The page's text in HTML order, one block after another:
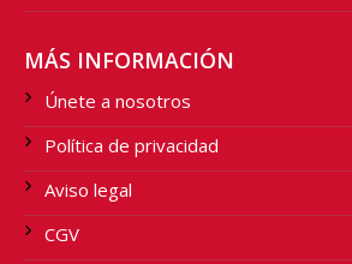
MÁS INFORMACIÓN
Únete a nosotros
Política de privacidad
Aviso legal
CGV